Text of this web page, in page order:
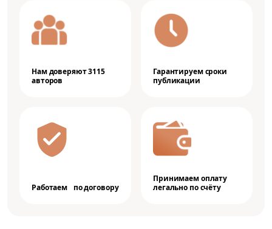
Нам доверяют 3115
авторов
Гарантируем сроки
публикации
Работаем по договору
Принимаем оплату
легально по счёту